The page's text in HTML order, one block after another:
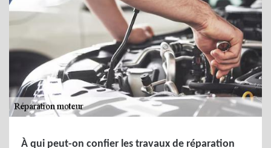
À qui peut-on confier les travaux de réparation